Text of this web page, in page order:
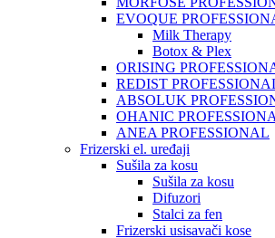
EVOQUE
Milk Therapy
Botox & Plex
ORISING
REDIST
ABSOLUK
OHANIC
ANEA PROFESSIONAL
Frizerski el. uređaji
Sušila za kosu
Sušila za kosu
Difuzori
Stalci za fen
Frizerski usisavači kose